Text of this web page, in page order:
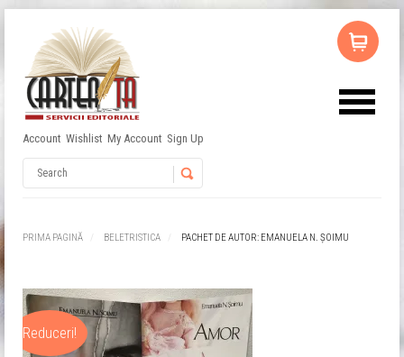
Account Wishlist My Account Sign Up
PRIMA PAGINĂ BELETRISTICA PACHET DE AUTOR: EMANUELA N. ȘOIMU
Reduceri!
Nu ai niciun produs în coș.